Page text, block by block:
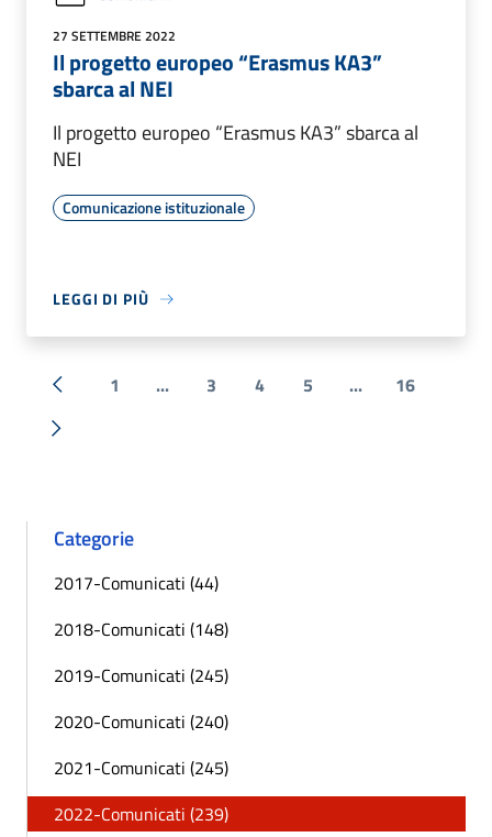
27 SETTEMBRE 2022
Il progetto europeo “Erasmus KA3”
sbarca al NEI
Il progetto europeo “Erasmus KA3” sbarca al
NEI
Comunicazione istituzionale
LEGGI DI PIÙ
« Precedente
1 ... 3 4 5 ... 16
Successiva »
Categorie
2017-Comunicati (44)
2018-Comunicati (148)
2019-Comunicati (245)
2020-Comunicati (240)
2021-Comunicati (245)
2022-Comunicati (239)